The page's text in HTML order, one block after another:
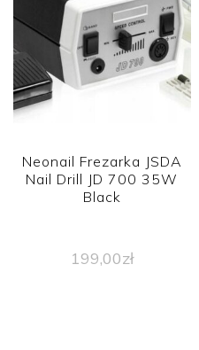
Neonail Frezarka JSDA
Nail Drill JD 700 35W
Black
199,00zł